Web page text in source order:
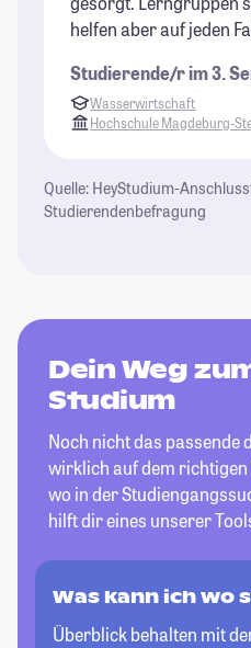
helfen aber auf jeden
Studierende/r im 3.
Wasserwirtschaft
Hochschule Magdeburg-
Quelle: HeyStudium-
Studierendenbefragung
Dein Weg
Studium
Noch nicht das passende
wirklich auf dem richtigen
wo in der
hilft dir eines unserer
Was kann ich wo
Überblick behalten mit